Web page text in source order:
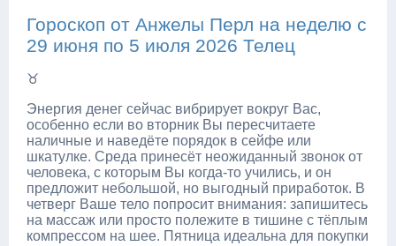
Гороскоп от Анжелы Перл на неделю с
29 июня по 5 июля 2026 Телец
♉
Энергия денег сейчас вибрирует вокруг Вас,
особенно если во вторник Вы пересчитаете
наличные и наведёте порядок в сейфе или
шкатулке. Среда принесёт неожиданный звонок от
человека, с которым Вы когда-то учились, и он
предложит небольшой, но выгодный приработок. В
четверг Ваше тело попросит внимания: запишитесь
на массаж или просто полежите в тишине с тёплым
компрессом на шее. Пятница идеальна для покупки